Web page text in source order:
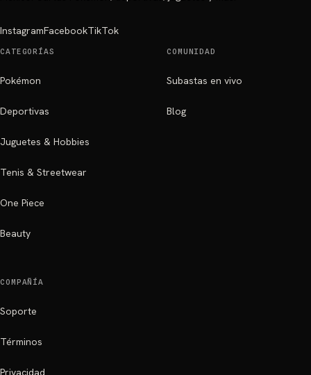
InstagramFacebookTikTok
CATEGORÍAS
Pokémon
Deportivas
Juguetes & Hobbies
Tenis & Streetwear
One Piece
Beauty
COMUNIDAD
Subastas en vivo
Blog
COMPAÑÍA
Soporte
Términos
Privacidad